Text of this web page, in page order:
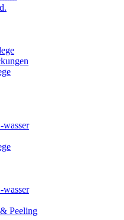
wasser
wasser
Peeling